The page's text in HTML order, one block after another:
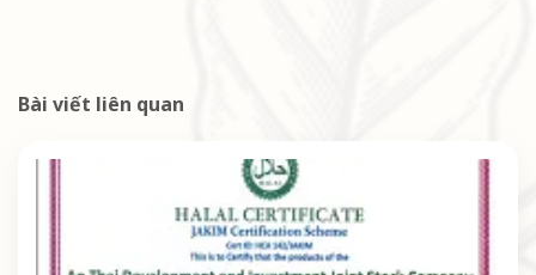
Bài viết liên quan